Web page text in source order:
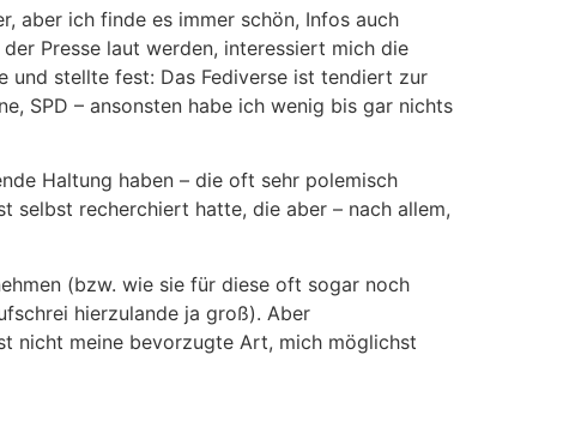
aber ich finde es immer schön, Infos auch
Presse laut werden, interessiert mich die
und stellte fest: Das Fediverse ist tendiert zur
SPD – ansonsten habe ich wenig bis gar nichts
Haltung haben – die oft sehr polemisch
selbst recherchiert hatte, die aber – nach allem,
(bzw. wie sie für diese oft sogar noch
hierzulande ja groß). Aber
nicht meine bevorzugte Art, mich möglichst